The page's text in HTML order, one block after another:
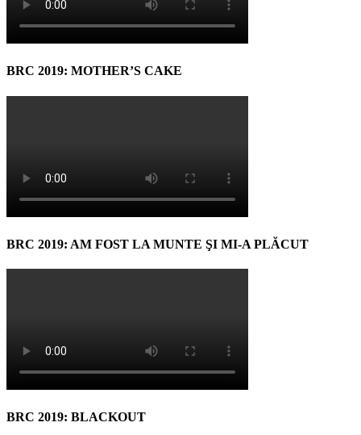
BRC 2019: MOTHER’S CAKE
BRC 2019: AM FOST LA MUNTE ŞI MI-A PLĂCUT
BRC 2019: BLACKOUT